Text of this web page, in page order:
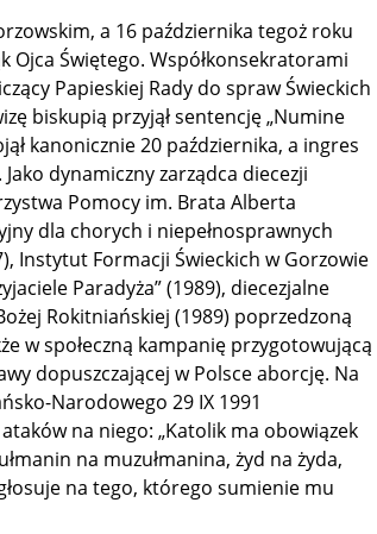
a 16 października tegoż roku
Ojca Świętego. Współkonsekratorami
Papieskiej Rady do spraw Świeckich
biskupią przyjął sentencję „Numine
kanonicznie 20 października, a ingres
dynamiczny zarządca diecezji
Pomocy im. Brata Alberta
dla chorych i niepełnosprawnych
Instytut Formacji Świeckich w Gorzowie
Paradyża” (1989), diecezjalne
Rokitniańskiej (1989) poprzedzoną
w społeczną kampanię przygotowującą
dopuszczającej w Polsce aborcję. Na
Narodowego 29 IX 1991
na niego: „Katolik ma obowiązek
na muzułmanina, żyd na żyda,
na tego, którego sumienie mu